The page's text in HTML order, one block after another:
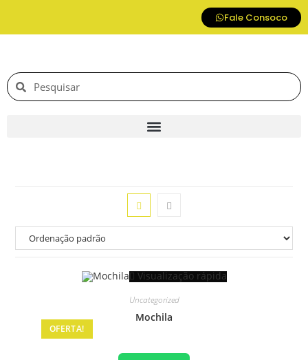
Fale Consoco
OFERTA!
Visualização rápida
Uncategorized
Mochila